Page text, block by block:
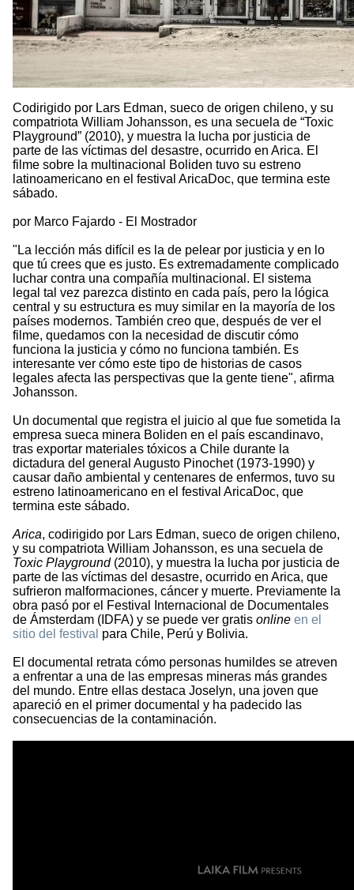
Codirigido por Lars Edman, sueco de origen chileno, y su
compatriota William Johansson, es una secuela de “Toxic
Playground” (2010), y muestra la lucha por justicia de
parte de las víctimas del desastre, ocurrido en Arica. El
filme sobre la multinacional Boliden tuvo su estreno
latinoamericano en el festival AricaDoc, que termina este
sábado.
por Marco Fajardo - El Mostrador
"La lección más difícil es la de pelear por justicia y en lo
que tú crees que es justo. Es extremadamente complicado
luchar contra una compañía multinacional. El sistema
legal tal vez parezca distinto en cada país, pero la lógica
central y su estructura es muy similar en la mayoría de los
países modernos. También creo que, después de ver el
filme, quedamos con la necesidad de discutir cómo
funciona la justicia y cómo no funciona también. Es
interesante ver cómo este tipo de historias de casos
legales afecta las perspectivas que la gente tiene", afirma
Johansson.
Un documental que registra el juicio al que fue sometida la
empresa sueca minera Boliden en el país escandinavo,
tras exportar materiales tóxicos a Chile durante la
dictadura del general Augusto Pinochet (1973-1990) y
causar daño ambiental y centenares de enfermos, tuvo su
estreno latinoamericano en el festival AricaDoc, que
termina este sábado.
Arica, codirigido por Lars Edman, sueco de origen chileno,
y su compatriota William Johansson, es una secuela de
Toxic Playground(2010), y muestra la lucha por justicia de
parte de las víctimas del desastre, ocurrido en Arica, que
sufrieron malformaciones, cáncer y muerte. Previamente la
obra pasó por el Festival Internacional de Documentales
de Ámsterdam (IDFA) y se puede ver gratis online en el
sitio del festival para Chile, Perú y Bolivia.
El documental retrata cómo personas humildes se atreven
a enfrentar a una de las empresas mineras más grandes
del mundo. Entre ellas destaca Joselyn, una joven que
apareció en el primer documental y ha padecido las
consecuencias de la contaminación.